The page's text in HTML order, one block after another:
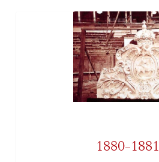
1880-1881